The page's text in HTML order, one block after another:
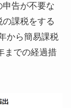
申告が不要な
課税をする
から簡易課税
までの経過措